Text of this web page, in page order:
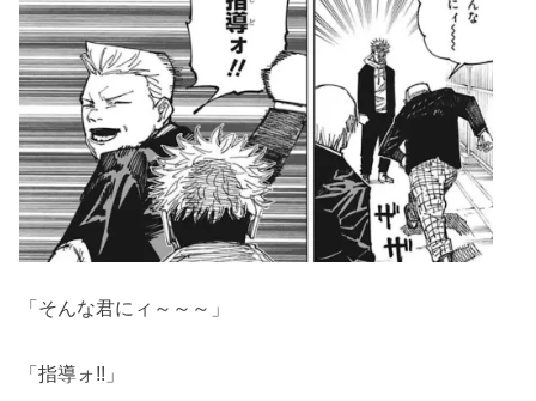
「そんな君にィ～～～」
「指導ォ!!」